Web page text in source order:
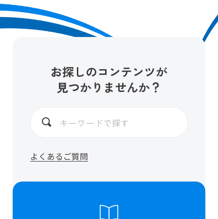
お探しのコンテンツが
見つかりませんか？
よくあるご質問